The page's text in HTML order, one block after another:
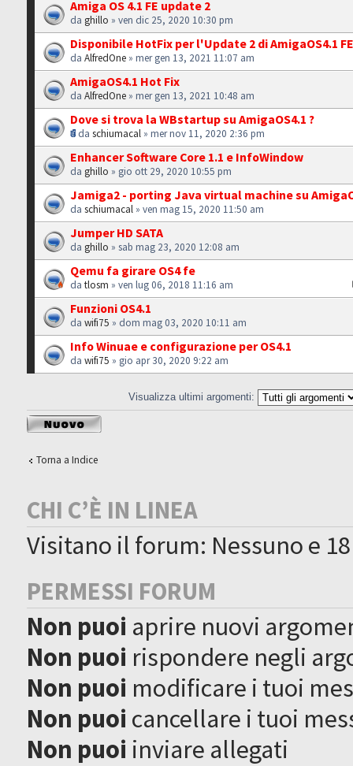
Amiga OS 4.1 FE update 2
daghillo » ven dic 25, 2020 10:30 pm
Disponibile HotFix per l'Update 2 di AmigaOS4.1
daAlfredOne » mer gen 13, 2021 11:07 am
AmigaOS4.1 Hot Fix
daAlfredOne » mer gen 13, 2021 10:48 am
Dove si trova la WBstartup su AmigaOS4.1 ?
daschiumacal » mer nov 11, 2020 2:36 pm
Enhancer Software Core 1.1 e InfoWindow
daghillo » gio ott 29, 2020 10:55 pm
Jamiga2 - porting Java virtual machine su
daschiumacal » ven mag 15, 2020 11:50 am
Jumper HD SATA
daghillo » sab mag 23, 2020 12:08 am
Qemu fa girare OS4 fe
datlosm » ven lug 06, 2018 11:16 am
Funzioni OS4.1
dawifi75 » dom mag 03, 2020 10:11 am
Info Winuae e configurazione per OS4.1
dawifi75 » gio apr 30, 2020 9:22 am
Visualizza ultimi argomenti:
Scrivi un nuovo
argomento
Torna a Indice
CHI C’È IN LINEA
Visitano il forum: Nessuno e
PERMESSI FORUM
Non puoi aprire nuovi
Non puoi rispondere negli
Non puoi modificare i tuoi
Non puoi cancellare i tuoi
Non puoi inviare allegati